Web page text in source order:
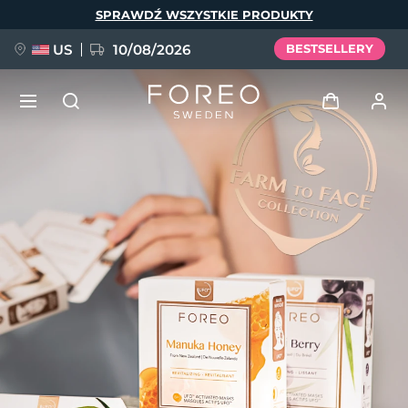
SPRAWDŹ WSZYSTKIE PRODUKTY
US 10/08/2026 BESTSELLERY
Zaloguj
Profil użytkownika
Moje urządzenia
Moje zamówienia
Moje adresy
Moje subskrypcje
FAQ™ Pure Beauty-Tech Elixir
BREAKING NEWS
issa™ Teeth Whitening Set
English Deutsch
Español
Français
Italiano
Português
Polski
Svenska
Русский
简体中文 繁體中文